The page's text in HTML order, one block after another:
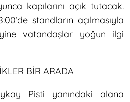
kapılarını açık tutacak.
standların açılmasıyla
vatandaşlar yoğun ilgi
BİR ARADA
Pisti yanındaki alana